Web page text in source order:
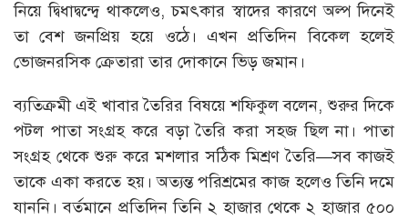
নিয়ে দ্বিধাদ্বন্দ্বে থাকলেও, চমৎকার স্বাদের কারণে অল্প দিনেই
তা বেশ জনপ্রিয় হয়ে ওঠে। এখন প্রতিদিন বিকেল হলেই
ভোজনরসিক ক্রেতারা তার দোকানে ভিড় জমান।
ব্যতিক্রমী এই খাবার তৈরির বিষয়ে শফিকুল বলেন, শুরুর দিকে
পটল পাতা সংগ্রহ করে বড়া তৈরি করা সহজ ছিল না। পাতা
সংগ্রহ থেকে শুরু করে মশলার সঠিক মিশ্রণ তৈরি—সব কাজই
তাকে একা করতে হয়। অত্যন্ত পরিশ্রমের কাজ হলেও তিনি দমে
যাননি। বর্তমানে প্রতিদিন তিনি ২ হাজার থেকে ২ হাজার ৫০০